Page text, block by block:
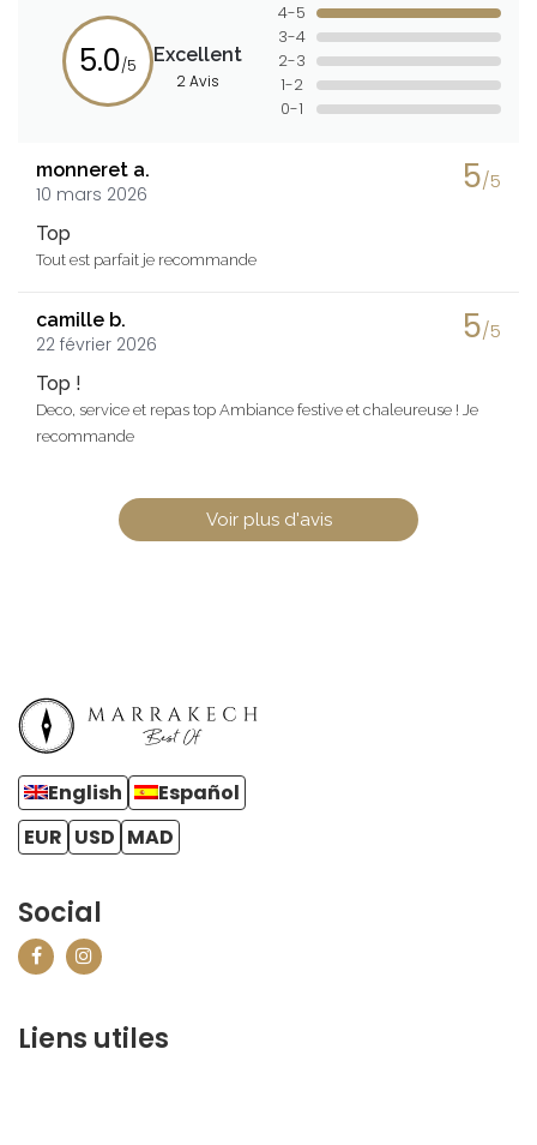
5.0/5 Excellent
2 Avis
4-5
3-4
2-3
1-2
0-1
monneret a.
10 mars 2026 5/5
Top
Tout est parfait je recommande
camille b.
22 février 2026 5/5
Top !
Deco, service et repas top Ambiance festive et chaleureuse ! Je
recommande
Voir plus d'avis
English
Español
EUR USD MAD
Social
Liens utiles